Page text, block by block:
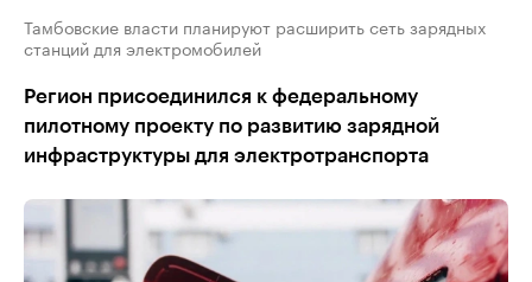
Тамбовские власти планируют расширить сеть зарядных
станций для электромобилей
Регион присоединился к федеральному
пилотному проекту по развитию зарядной
инфраструктуры для электротранспорта